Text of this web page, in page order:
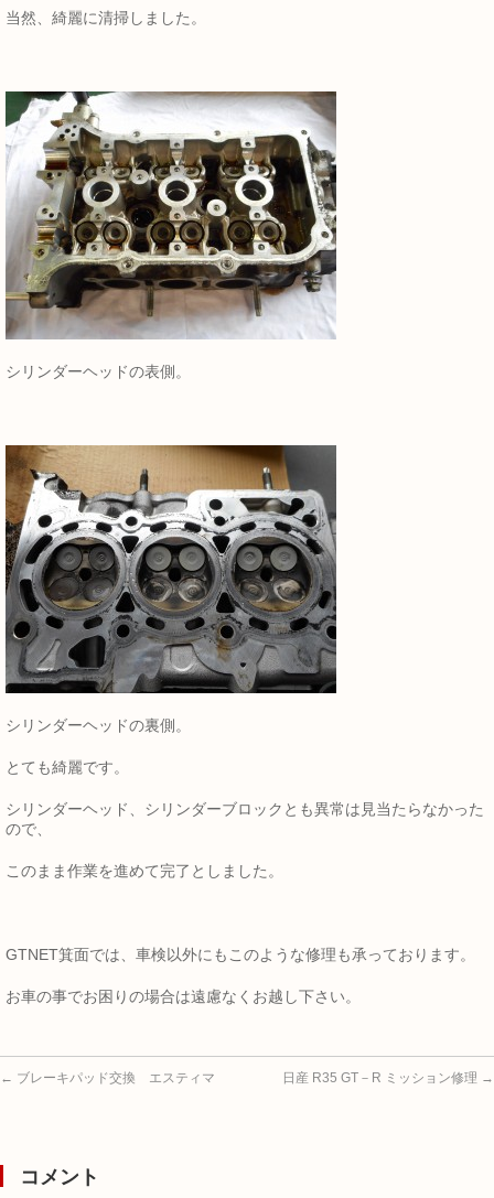
当然、綺麗に清掃しました。
シリンダーヘッドの表側。
シリンダーヘッドの裏側。
とても綺麗です。
シリンダーヘッド、シリンダーブロックとも異常は見当たらなかった
ので、
このまま作業を進めて完了としました。
GTNET箕面では、車検以外にもこのような修理も承っております。
お車の事でお困りの場合は遠慮なくお越し下さい。
← ブレーキパッド交換 エスティマ 日産 R35 GT－R ミッション修理 →
コメント